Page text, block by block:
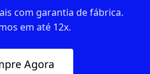
com garantia de fábrica.
em até 12x.
Agora